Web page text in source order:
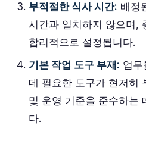
부적절한 식사 시간: 배정
시간과 일치하지 않으며,
합리적으로 설정됩니다.
기본 작업 도구 부재: 업무
데 필요한 도구가 현저히
및 운영 기준을 준수하는
다.